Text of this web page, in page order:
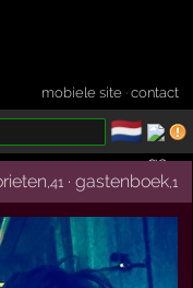
mobiele site ·contact
🇳🇱
,41 ·gastenboek,1